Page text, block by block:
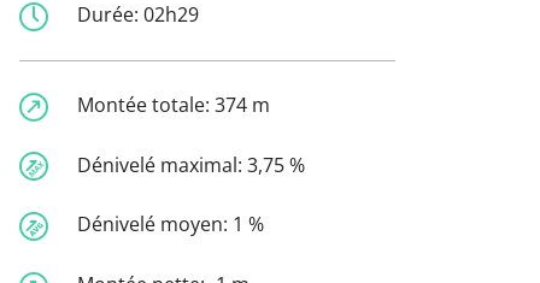
Durée: 02h29
Montée totale: 374 m
Dénivelé maximal: 3,75 %
Dénivelé moyen: 1 %